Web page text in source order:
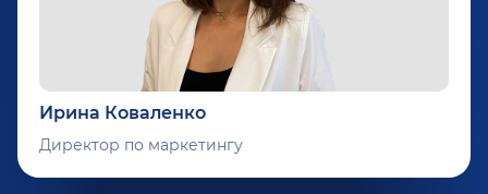
Ирина Коваленко
Директор по маркетингу